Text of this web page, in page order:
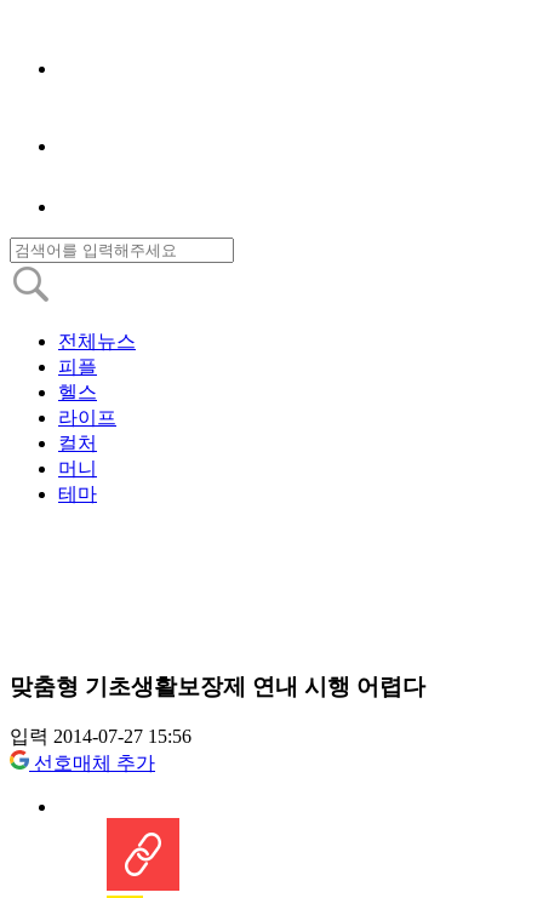
전체뉴스
피플
헬스
라이프
컬처
머니
테마
맞춤형 기초생활보장제 연내 시행 어렵다
입력 2014-07-27 15:56
선호매체 추가